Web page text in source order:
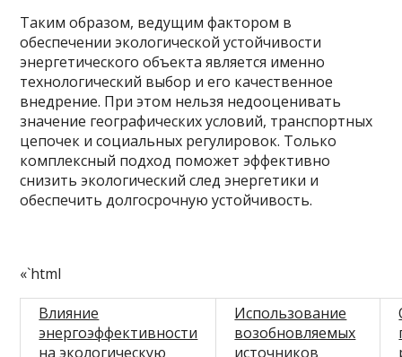
Таким образом, ведущим фактором в
обеспечении экологической устойчивости
энергетического объекта является именно
технологический выбор и его качественное
внедрение. При этом нельзя недооценивать
значение географических условий, транспортных
цепочек и социальных регулировок. Только
комплексный подход поможет эффективно
снизить экологический след энергетики и
обеспечить долгосрочную устойчивость.
«`html
Влияние
энергоэффективности
на экологическую
Использование
возобновляемых
источников